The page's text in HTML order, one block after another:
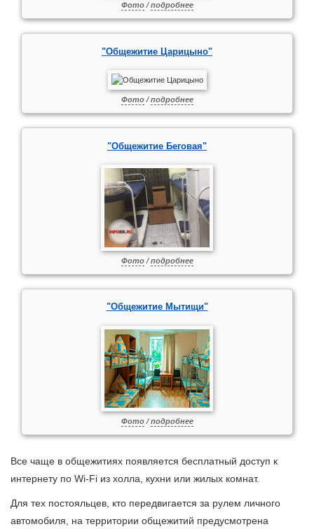
Фото/подробнее
"Общежитие Царицыно"
Фото/подробнее
"Общежитие Беговая"
Фото/подробнее
"Общежитие Мытищи"
Фото/подробнее
Все чаще в общежитиях появляется бесплатный доступ к
интернету по Wi-Fi из холла, кухни или жилых комнат.
Для тех постояльцев, кто передвигается за рулем личного
автомобиля, на территории общежитий предусмотрена